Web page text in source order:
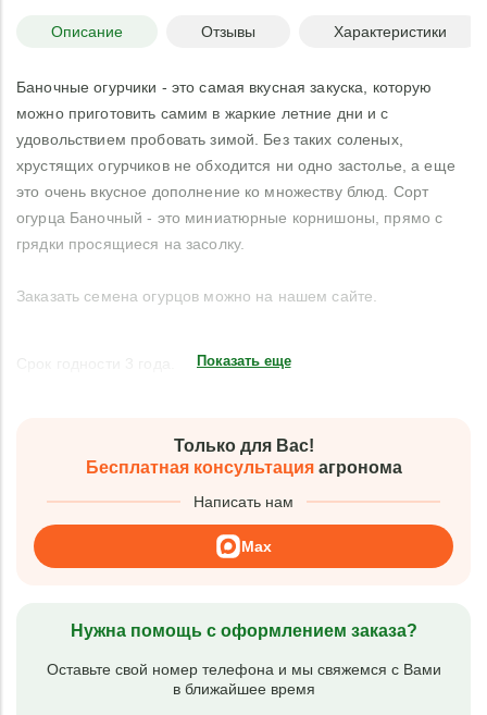
Описание Отзывы Характеристики
Баночные огурчики - это самая вкусная закуска, которую
можно приготовить самим в жаркие летние дни и с
удовольствием пробовать зимой. Без таких соленых,
хрустящих огурчиков не обходится ни одно застолье, а еще
это очень вкусное дополнение ко множеству блюд. Сорт
огурца Баночный - это миниатюрные корнишоны, прямо с
грядки просящиеся на засолку.
Заказать семена огурцов можно на нашем сайте.
Показать еще
Только для Вас!
Бесплатная консультацияагронома
Написать нам
Max
Нужна помощь с оформлением заказа?
Оставьте свой номер телефона и мы свяжемся с Вами
в ближайшее время